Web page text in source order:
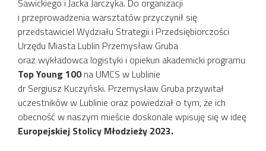
i przeprowadzenia warsztatów przyczynił się
przedstawiciel Wydziału Strategii i Przedsiębiorczości
Urzędu Miasta Lublin Przemysław Gruba
oraz wykładowca logistyki i opiekun akademicki programu
Top Young 100na UMCS w Lublinie
dr Sergiusz Kuczyński. Przemysław Gruba przywitał
uczestników w Lublinie oraz powiedział o tym, że ich
obecność w naszym mieście doskonale wpisuję się w ideę
Europejskiej Stolicy Młodzieży 2023.